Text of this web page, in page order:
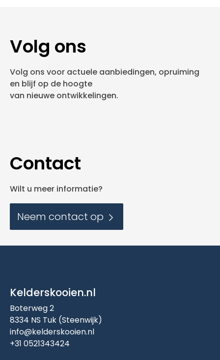
Volg ons
Volg ons voor actuele aanbiedingen, opruiming
en blijf op de hoogte
van nieuwe ontwikkelingen.
Contact
Wilt u meer informatie?
Neem contact op
Kelderskooien.nl
Boterweg 2
8334 NS Tuk (Steenwijk)
info@kelderskooien.nl
+31 0521343424